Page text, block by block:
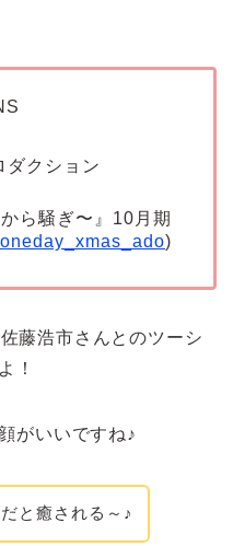
ダクション
ら騒ぎ〜』10月期
)
藤浩市さんとのツーシ
！
がいいですね♪
と癒される～♪